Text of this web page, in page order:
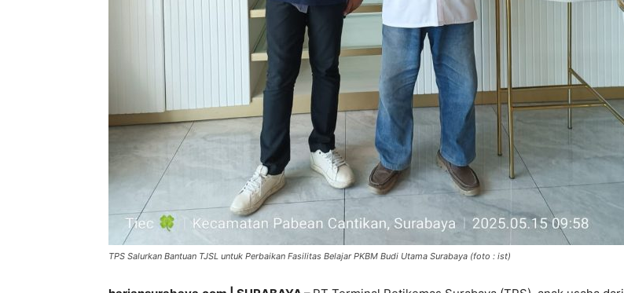
TPS Salurkan Bantuan TJSL untuk Perbaikan Fasilitas Belajar PKBM Budi Utama Surabaya (foto : ist)